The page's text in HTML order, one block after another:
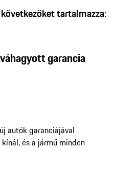
tartalmazza:
garancia
autók garanciájával
és a jármű minden